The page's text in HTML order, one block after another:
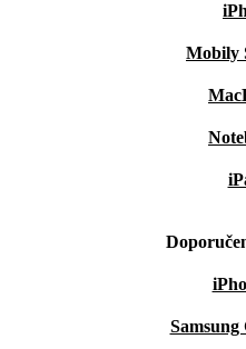
Mobily
Samsung